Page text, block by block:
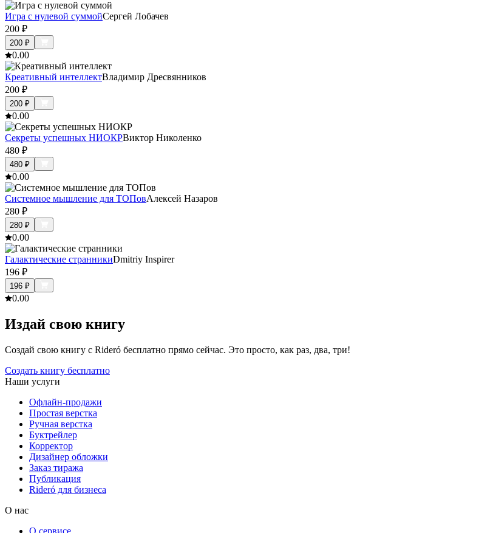
Игра с нулевой суммойСергей Лобачев
200 ₽
200 ₽
0.00
Креативный интеллектВладимир Дресвянников
200 ₽
200 ₽
0.00
Секреты успешных НИОКРВиктор Николенко
480 ₽
480 ₽
0.00
Системное мышление для ТОПовАлексей Назаров
280 ₽
280 ₽
0.00
Галактические странникиDmitriy Inspirer
196 ₽
196 ₽
0.00
Издай свою книгу
Создай свою книгу с Rideró бесплатно прямо сейчас. Это просто, как раз, два, три!
Создать книгу бесплатно
Наши услуги
Офлайн-продажи
Простая верстка
Ручная верстка
Буктрейлер
Корректор
Дизайнер обложки
Заказ тиража
Публикация
Rideró для бизнеса
О нас
О сервисе